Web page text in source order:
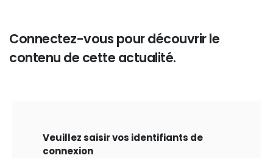
Connectez-vous pour découvrir le
contenu de cette actualité.
Veuillez saisir vos identifiants de
connexion